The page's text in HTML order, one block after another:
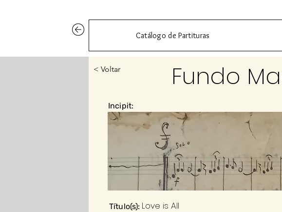
Catálogo de Partituras
< Voltar Fundo
Incipit:
Título(s): Love is All